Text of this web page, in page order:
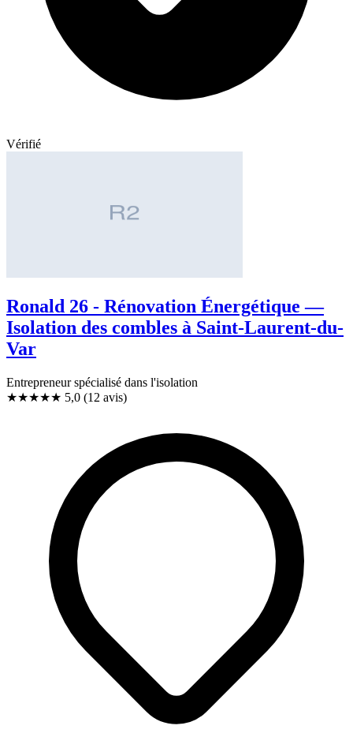
Vérifié
Ronald 26 - Rénovation Énergétique —
Isolation des combles à Saint-Laurent-du-
Var
Entrepreneur spécialisé dans l'isolation
★★★★★ 5,0 (12 avis)